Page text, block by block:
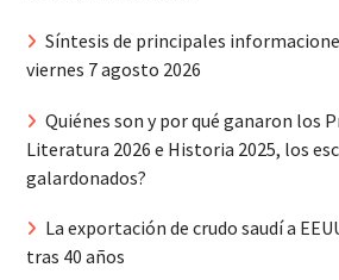
Síntesis de principales
viernes 7 agosto 2026
Quiénes son y por qué ganaron los
Literatura 2026 e Historia 2025, los
galardonados?
La exportación de crudo saudí a
tras 40 años